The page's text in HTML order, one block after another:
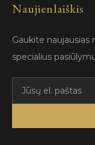
Naujienlaiškis
Gaukite naujausias
specialius